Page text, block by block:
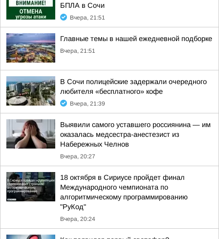
БПЛА в Сочи
Вчера, 21:51
Главные темы в нашей ежедневной подборке
Вчера, 21:51
В Сочи полицейские задержали очередного
любителя «бесплатного» кофе
Вчера, 21:39
Выявили самого уставшего россиянина — им
оказалась медсестра-анестезист из
Набережных Челнов
Вчера, 20:27
18 октября в Сириусе пройдет финал
Международного чемпионата по
алгоритмическому программированию
"РуКод"
Вчера, 20:24